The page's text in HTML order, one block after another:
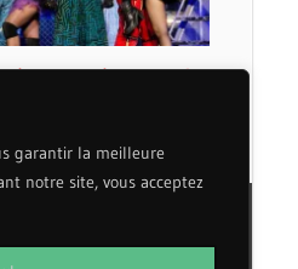
garantir la meilleure
notre site, vous acceptez